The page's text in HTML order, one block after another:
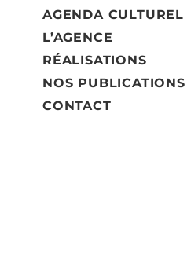
AGENDA CULTUREL
L’AGENCE
RÉALISATIONS
NOS PUBLICATIONS
CONTACT